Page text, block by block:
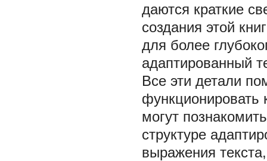
даются краткие
создания этой
для более
адаптированный
Все эти детали
функционировать
могут
структуре
выражения